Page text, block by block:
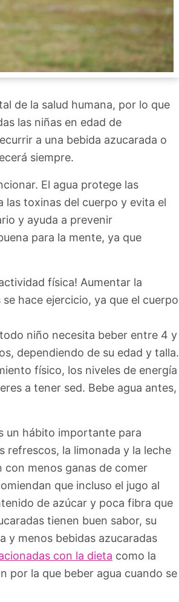
de la salud humana, por lo que
las niñas en edad de
a una bebida azucarada o
siempre.
El agua protege las
las toxinas del cuerpo y evita el
y ayuda a prevenir
para la mente, ya que
física! Aumentar la
hace ejercicio, ya que el cuerpo
niño necesita beber entre 4 y
dependiendo de su edad y talla.
físico, los niveles de energía
a tener sed. Bebe agua antes,
un hábito importante para
refrescos, la limonada y la leche
con menos ganas de comer
que incluso el jugo al
de azúcar y poca fibra que
tienen buen sabor, su
y menos bebidas azucaradas
con la dieta como la
por la que beber agua cuando se